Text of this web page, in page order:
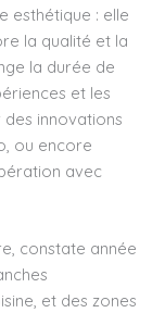
esthétique : elle
la qualité et la
la durée de
et les
innovations
ou encore
avec
constate année
et des zones